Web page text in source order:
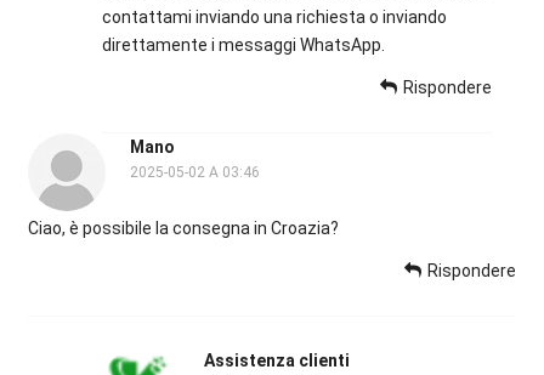
contattami inviando una richiesta o inviando
direttamente i messaggi WhatsApp.
Rispondere
Mano
2025-05-02 A 03:46
Ciao, è possibile la consegna in Croazia?
Rispondere
Assistenza clienti